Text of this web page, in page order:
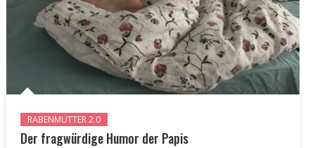
RABENMUTTER 2.0
Der fragwürdige Humor der Papis